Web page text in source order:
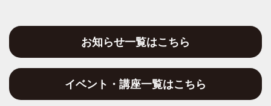
お知らせ一覧はこちら
イベント・講座一覧はこちら